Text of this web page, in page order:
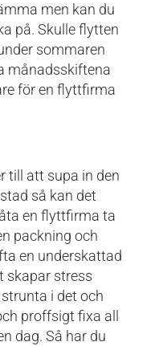
men kan du
på. Skulle flytten
sommaren
månadsskiftena
för en flyttfirma
till att supa in den
så kan det
en flyttfirma ta
packning och
en underskattad
skapar stress
i det och
proffsigt fixa all
dag. Så har du